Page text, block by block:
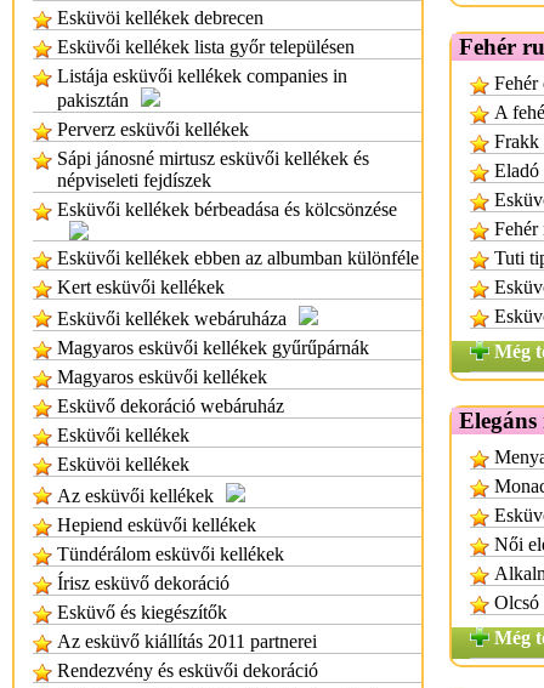
Esküvöi kellékek debrecen
Esküvői kellékek lista győr településen
Listája esküvői kellékek companies in
pakisztán
Perverz esküvői kellékek
Sápi jánosné mirtusz esküvői kellékek és
népviseleti fejdíszek
Esküvői kellékek bérbeadása és kölcsönzése
Esküvői kellékek ebben az albumban különféle
Kert esküvői kellékek
Esküvői kellékek webáruháza
Magyaros esküvői kellékek gyűrűpárnák
Magyaros esküvői kellékek
Esküvő dekoráció webáruház
Esküvői kellékek
Esküvöi kellékek
Az esküvői kellékek
Hepiend esküvői kellékek
Tündérálom esküvői kellékek
Írisz esküvő dekoráció
Esküvő és kiegészítők
Az esküvő kiállítás 2011 partnerei
Rendezvény és esküvői dekoráció
Fehér
Fehér
A
Frakk
Eladó
Fehér
Tuti
Még
Női
Olcsó
Még